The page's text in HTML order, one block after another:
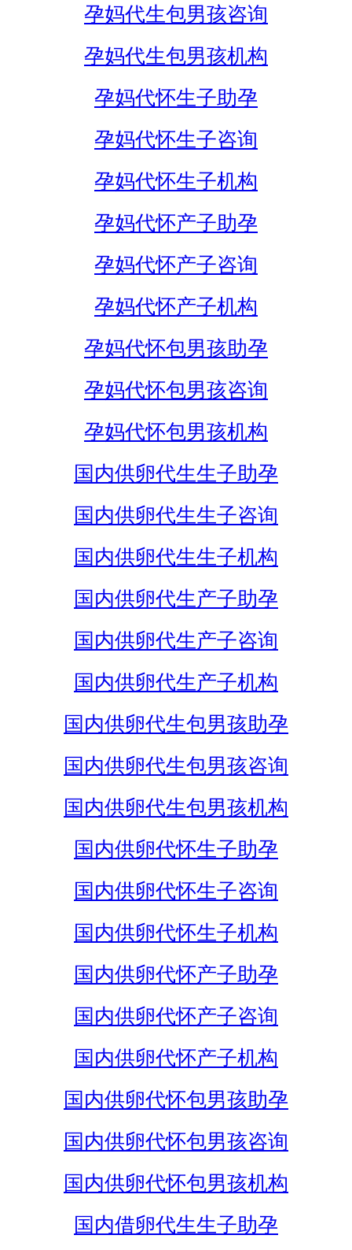
孕妈代生包男孩咨询
孕妈代生包男孩机构
孕妈代怀生子助孕
孕妈代怀生子咨询
孕妈代怀生子机构
孕妈代怀产子助孕
孕妈代怀产子咨询
孕妈代怀产子机构
孕妈代怀包男孩助孕
孕妈代怀包男孩咨询
孕妈代怀包男孩机构
国内供卵代生生子助孕
国内供卵代生生子咨询
国内供卵代生生子机构
国内供卵代生产子助孕
国内供卵代生产子咨询
国内供卵代生产子机构
国内供卵代生包男孩助孕
国内供卵代生包男孩咨询
国内供卵代生包男孩机构
国内供卵代怀生子助孕
国内供卵代怀生子咨询
国内供卵代怀生子机构
国内供卵代怀产子助孕
国内供卵代怀产子咨询
国内供卵代怀产子机构
国内供卵代怀包男孩助孕
国内供卵代怀包男孩咨询
国内供卵代怀包男孩机构
国内借卵代生生子助孕